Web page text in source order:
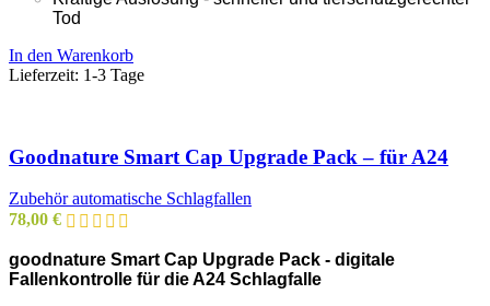
Tod
In den Warenkorb
Lieferzeit: 1-3 Tage
Goodnature Smart Cap Upgrade Pack – für A24
Zubehör automatische Schlagfallen
78,00 €
goodnature Smart Cap Upgrade Pack - digitale
Fallenkontrolle für die A24 Schlagfalle